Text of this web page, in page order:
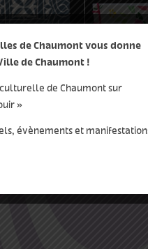
Visite-
de Chaumont vous donne
de Chaumont !
de Chaumont sur
»
évènements et